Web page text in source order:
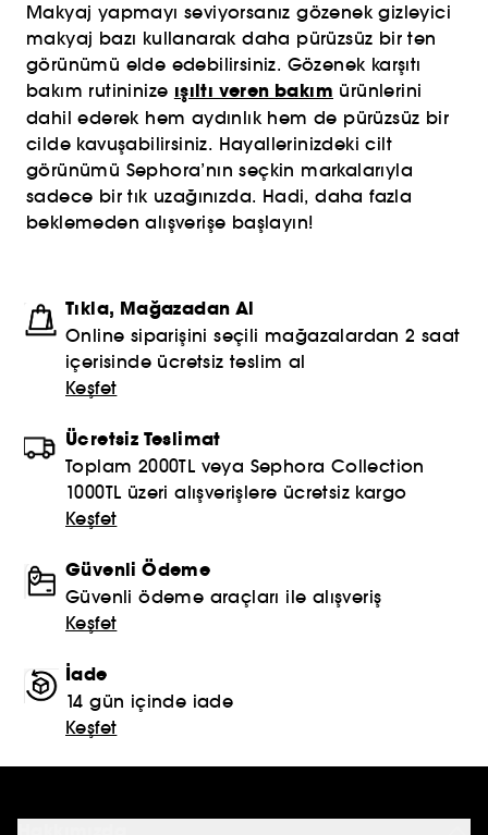
Makyaj yapmayı seviyorsanız gözenek gizleyici
makyaj bazı kullanarak daha pürüzsüz bir ten
görünümü elde edebilirsiniz. Gözenek karşıtı
bakım rutininize ışıltı veren bakım ürünlerini
dahil ederek hem aydınlık hem de pürüzsüz bir
cilde kavuşabilirsiniz. Hayallerinizdeki cilt
görünümü Sephora’nın seçkin markalarıyla
sadece bir tık uzağınızda. Hadi, daha fazla
beklemeden alışverişe başlayın!
Tıkla, Mağazadan Al
Online siparişini seçili mağazalardan 2 saat
içerisinde ücretsiz teslim al
Keşfet
Ücretsiz Teslimat
Toplam 2000TL veya Sephora Collection
1000TL üzeri alışverişlere ücretsiz kargo
Keşfet
Güvenli Ödeme
Güvenli ödeme araçları ile alışveriş
Keşfet
İade
14 gün içinde iade
Keşfet